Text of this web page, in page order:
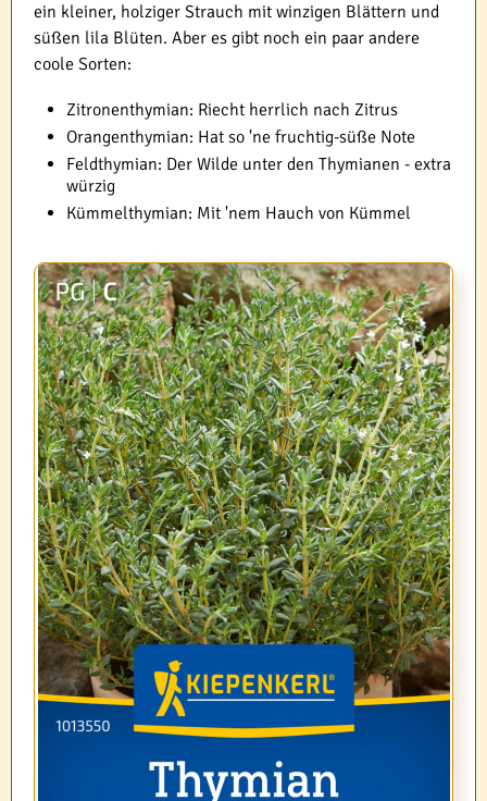
ein kleiner, holziger Strauch mit winzigen Blättern und
süßen lila Blüten. Aber es gibt noch ein paar andere
coole Sorten:
Zitronenthymian: Riecht herrlich nach Zitrus
Orangenthymian: Hat so 'ne fruchtig-süße Note
Feldthymian: Der Wilde unter den Thymianen - extra
würzig
Kümmelthymian: Mit 'nem Hauch von Kümmel